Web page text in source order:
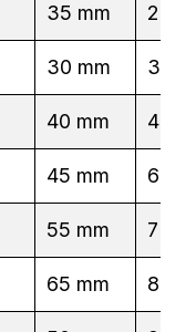
35 mm 2 h
30 mm 3 h
40 mm 4 h
45 mm 6 h
55 mm 7 h
65 mm 8 h